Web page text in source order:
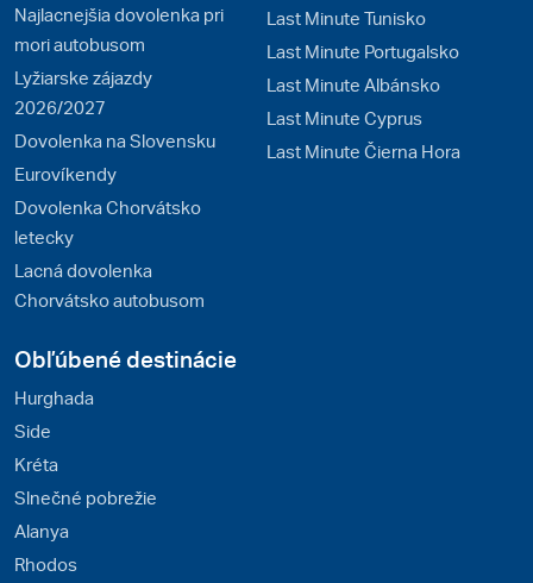
Najlacnejšia dovolenka pri
mori autobusom
Lyžiarske zájazdy
2026/2027
Dovolenka na Slovensku
Eurovíkendy
Dovolenka Chorvátsko
letecky
Lacná dovolenka
Chorvátsko autobusom
Last Minute Tunisko
Last Minute Portugalsko
Last Minute Albánsko
Last Minute Cyprus
Last Minute Čierna Hora
Obľúbené destinácie
Hurghada
Side
Kréta
Slnečné pobrežie
Alanya
Rhodos